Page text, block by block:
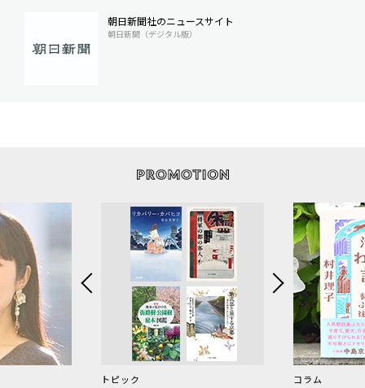
朝日新聞社のニュースサイト
朝日新聞（デジタル版）
トピック コラム